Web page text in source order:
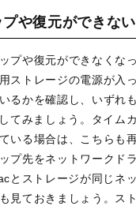
や復元ができない
プや復元ができなくな
ストレージの電源が入
るかを確認し、いずれ
てみましょう。タイム
いる場合は、こちらも
プ先をネットワークド
とストレージが同じネ
見ておきましょう。ス